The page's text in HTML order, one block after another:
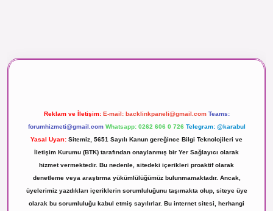
Reklam ve İletişim: E-mail: backlinkpaneli@gmail.com Teams:
forumhizmeti@gmail.com Whatsapp: 0262 606 0 726 Telegram: @karabul
Yasal Uyarı: Sitemiz, 5651 Sayılı Kanun gereğince Bilgi Teknolojileri ve
İletişim Kurumu (BTK) tarafından onaylanmış bir Yer Sağlayıcı olarak
hizmet vermektedir. Bu nedenle, sitedeki içerikleri proaktif olarak
denetleme veya araştırma yükümlülüğümüz bulunmamaktadır. Ancak,
üyelerimiz yazdıkları içeriklerin sorumluluğunu taşımakta olup, siteye üye
olarak bu sorumluluğu kabul etmiş sayılırlar. Bu internet sitesi, herhangi